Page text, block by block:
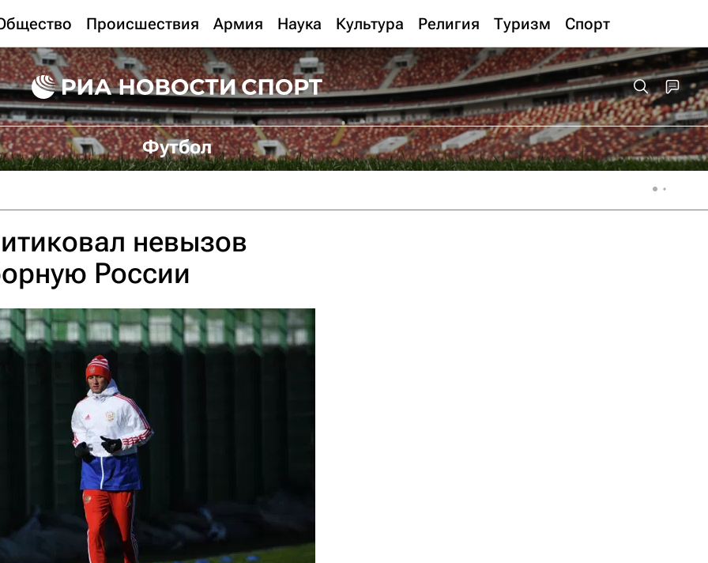
Происшествия Армия Наука Культура Религия Туризм Спорт
Футбол
невызов
России